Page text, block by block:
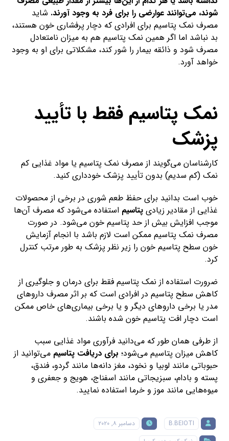
شوند، می‌توانند عوارضی را برای فرد به وجود آورند. شاید
مصرف نمک پتاسیم برای افرادی که دچار پرفشاری خون هستند،
بد نباشد اما اگر همین نمک پتاسیم هم به میزان نامتعادل
مصرف شود و ذائقه بیمار را شور کند، مشکلاتی برای او به وجود
خواهد آورد.
نمک پتاسیم فقط با تأیید
پزشک
کارشناسان می‌گویند از مصرف نمک پتاسیم یا مواد غذایی کم
نمک (کم سدیم) بدون تأیید پزشک خودداری کنید.
خوب است بدانید برای حفظ طعم شوری در برخی از محصولات
غذایی از مقادیر زیادیپتاسیم استفاده می‌شود که مصرف آن‌ها
موجب افزایش بیش از حد پتاسیم خون می‌شود. در صورت
مصرف نمک پتاسیم ممکن است لازم باشد با انجام آزمایش
خون سطح پتاسیم خون را زیر نظر پزشک به طور مرتب کنترل
کرد.
ضرورت استفاده از نمک پتاسیم فقط برای درمان و جلوگیری از
کاهش سطح پتاسیم در افرادی است که بر اثر مصرف داروهای
مدر یا برخی داروهای دیگر و یا برخی بیماری‌های خاص ممکن
است دچار افت پتاسیم خون شده باشند.
از طرفی همان طور که می‌دانید فرآوری مواد غذایی سبب
کاهش میزان پتاسیم می‌شود؛ برای دریافت پتاسیم می‌توانید از
حبوباتی مانند لوبیا و نخود، مغز دانه‌ها مانند گردو، فندق،
پسته و بادام، سبزیجاتی مانند اسفناج، هویج و جعفری و
میوه‌هایی مانند موز و خرما استفاده نمایید.
B.BEIOTI
دسامبر ۸, ۲۰۲۰